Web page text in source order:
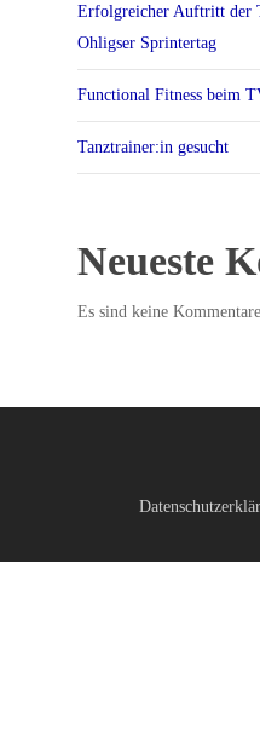
Erfolgreicher Auftritt der
Ohligser Sprintertag
Functional Fitness beim
Tanztrainer:in gesucht
Neueste
Es sind keine